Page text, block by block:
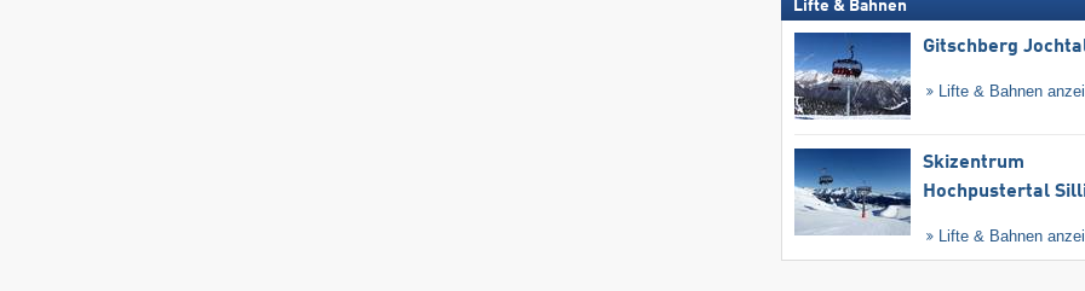
Lifte & Bahnen
Gitschberg
Lifte & Bahnen
Skizentrum
Hochpustertal
Lifte & Bahnen